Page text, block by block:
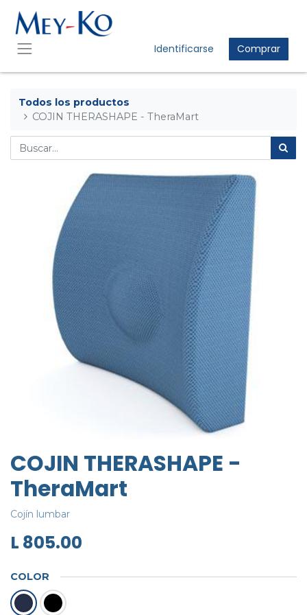
Identificarse Comprar
Todos los productos
COJIN THERASHAPE - TheraMart
COJIN THERASHAPE -
TheraMart
Cojín lumbar
L 805.00
COLOR